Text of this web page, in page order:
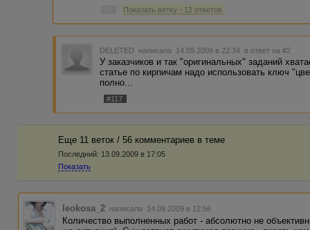
Показать ветку - 12 ответов
DELETED написала 14.09.2009 в 22:34 в ответ на #2
У заказчиков и так "оригинальных" заданий
статье по кирпичам надо использовать ключ
полно...
#117
Еще 11 веток / 56 комментариев в темe
Последний: 13.09.2009 в 17:05
Показать
leokosa_2 написала 14.09.2009 в 12:56
Количество выполненных работ - абсолютно не